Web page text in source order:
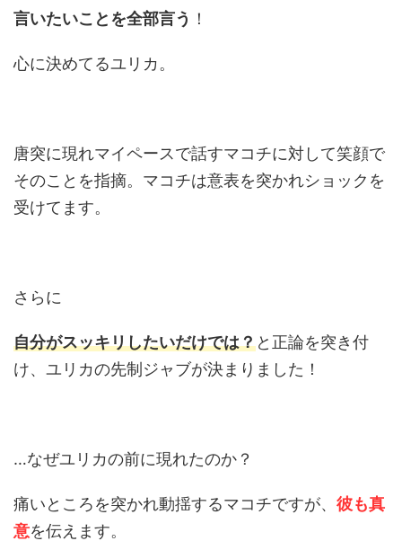
言いたいことを全部言う ！
心に決めてるユリカ。
唐突に現れマイペースで話すマコチに対して笑顔で
そのことを指摘。マコチは意表を突かれショックを
受けてます。
さらに
自分がスッキリしたいだけでは？と正論を突き付
け、ユリカの先制ジャブが決まりました！
…なぜユリカの前に現れたのか？
痛いところを突かれ動揺するマコチですが、 彼も真
意を伝えます。